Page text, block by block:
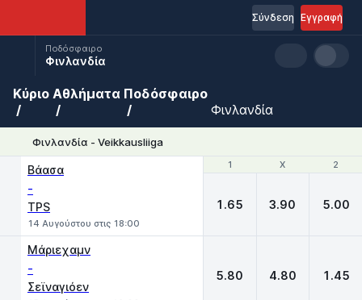
Εγγραφή
Σύνδεση
Ποδόσφαιρο
Φινλανδία
Κύριο Αθλήματα Ποδόσφαιρο
Φινλανδία
Φινλανδία - Veikkausliiga
1 X 2
Βάασα
-
TPS
14 Αυγούστου στις 18:00
1 X 2
1.65 3.90 5.00
Μάριεχαμν
-
Σεϊναγιόεν
5.80 4.80 1.45